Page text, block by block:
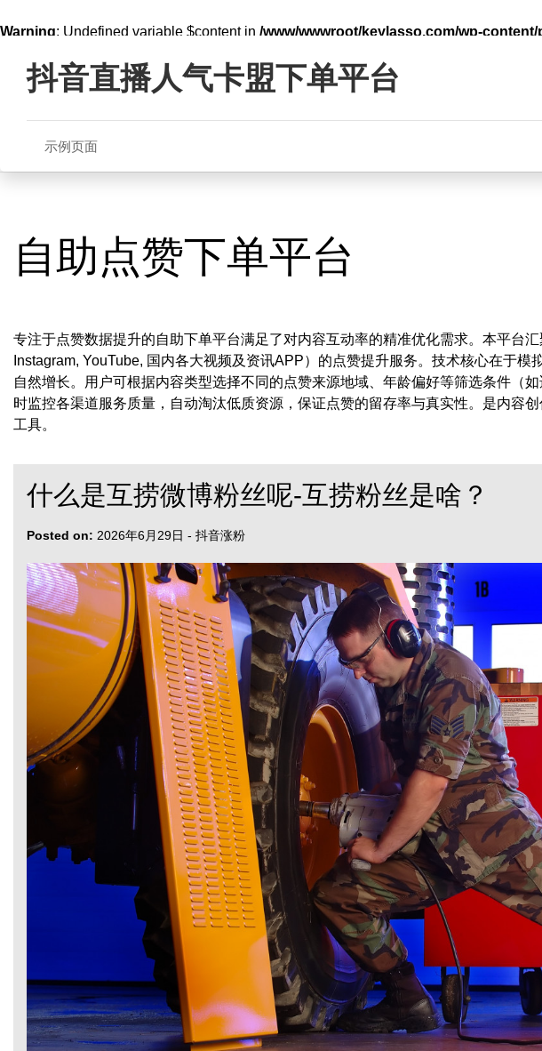
Warning: Undefined variable $content in /www/wwwroot/keylasso.com/wp-
content抖音直播人气卡盟下单平台
示例页面
自助点赞下单平台
专注于点赞数据提升的自助下单平台满足了对内容互动率的精准优化需求。本平台
Instagram, YouTube, 国内各大视频及资讯APP）的点赞提升服务。技术核心在于
自然增长。用户可根据内容类型选择不同的点赞来源地域、年龄偏好等筛选条件（
时监控各渠道服务质量，自动淘汰低质资源，保证点赞的留存率与真实性。是内容
工具。
什么是互捞微博粉丝呢-互捞粉丝是啥？
Posted on: 2026年6月29日 - 抖音涨粉